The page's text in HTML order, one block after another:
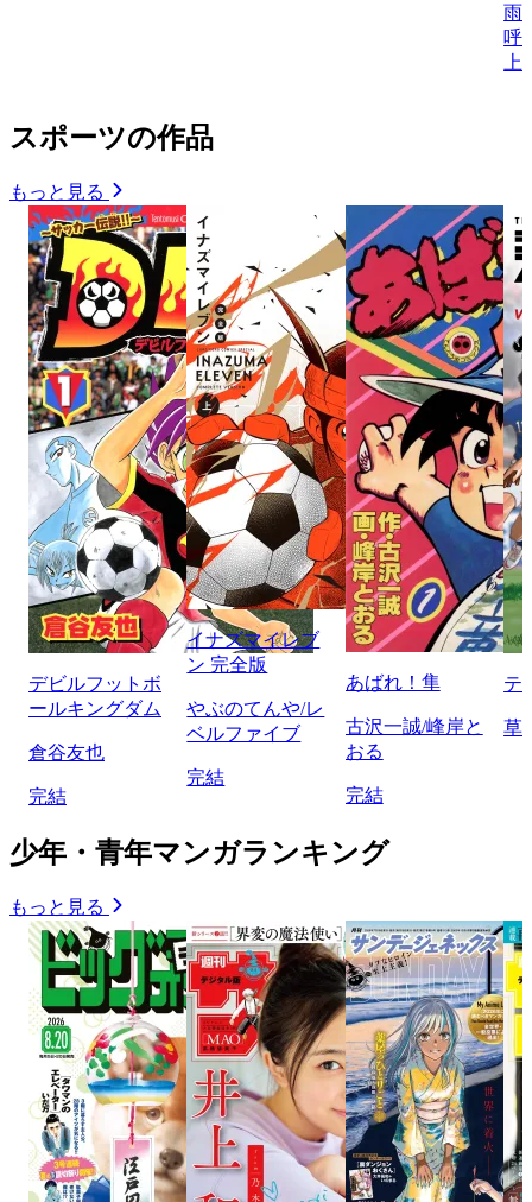
雨
呼
スポーツの作品
もっと見る
デビルフットボ
ールキングダム
倉谷友也
完結
イナズマイレブ
ン 完全版
やぶのてんや/レ
ベルファイブ
完結
あばれ！隼
古沢一誠/峰岸と
おる
完結
テ
草
少年・青年マンガランキング
もっと見る